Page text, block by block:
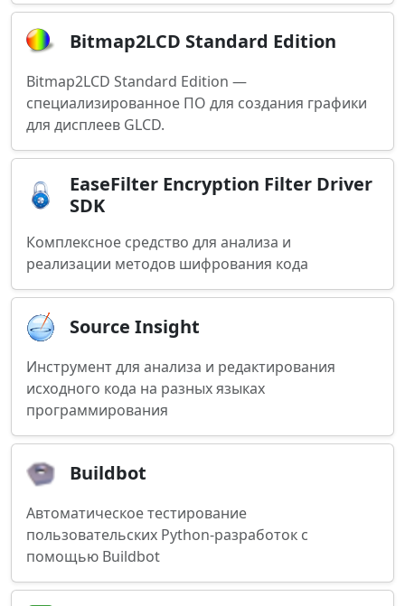
Bitmap2LCD Standard Edition
Bitmap2LCD Standard Edition —
специализированное ПО для создания графики
для дисплеев GLCD.
EaseFilter Encryption Filter Driver
SDK
Комплексное средство для анализа и
реализации методов шифрования кода
Source Insight
Инструмент для анализа и редактирования
исходного кода на разных языках
программирования
Buildbot
Автоматическое тестирование
пользовательских Python-разработок с
помощью Buildbot